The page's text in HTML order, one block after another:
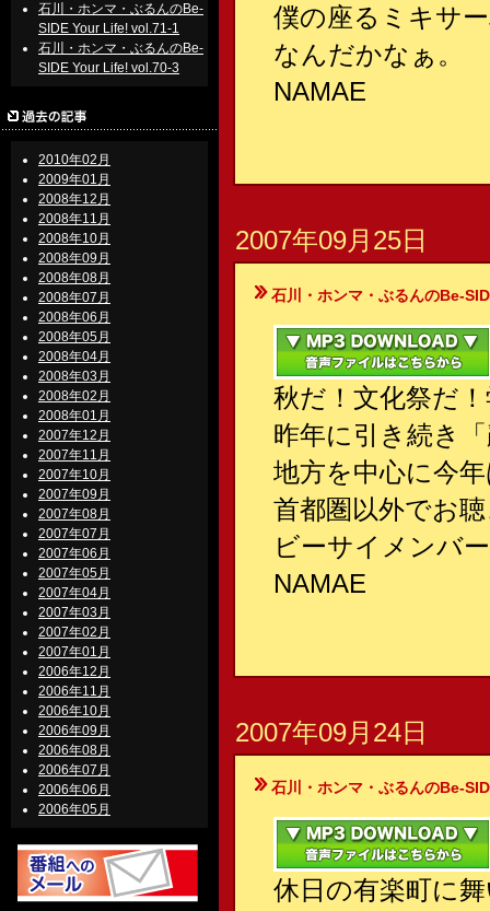
石川・ホンマ・ぶるんのBe-
SIDE Your Life! vol.71-1
石川・ホンマ・ぶるんのBe-
SIDE Your Life! vol.70-3
2010年02月
2009年01月
2008年12月
2008年11月
2008年10月
2008年09月
2008年08月
2008年07月
2008年06月
2008年05月
2008年04月
2008年03月
2008年02月
2008年01月
2007年12月
2007年11月
2007年10月
2007年09月
2007年08月
2007年07月
2007年06月
2007年05月
2007年04月
2007年03月
2007年02月
2007年01月
2006年12月
2006年11月
2006年10月
2006年09月
2006年08月
2006年07月
2006年06月
2006年05月
僕の座るミキサ
なんだかなぁ。
NAMAE
2007年09月25日
石川・ホンマ・ぶるんのBe-
秋だ！文化祭だ
昨年に引き続き
地方を中心に今
首都圏以外でお
ビーサイメンバ
NAMAE
2007年09月24日
石川・ホンマ・ぶるんのBe-
休日の有楽町に